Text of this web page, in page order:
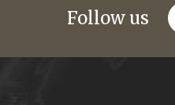
Follow us